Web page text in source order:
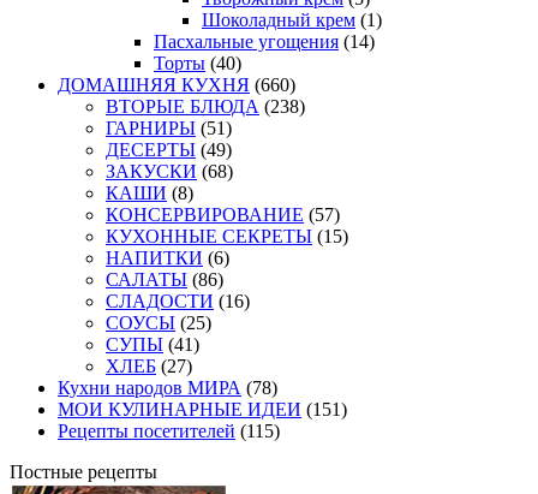
Шоколадный крем (1)
Пасхальные угощения (14)
Торты (40)
ДОМАШНЯЯ КУХНЯ (660)
ВТОРЫЕ БЛЮДА (238)
ГАРНИРЫ (51)
ДЕСЕРТЫ (49)
ЗАКУСКИ (68)
КАШИ (8)
КОНСЕРВИРОВАНИЕ (57)
КУХОННЫЕ СЕКРЕТЫ (15)
НАПИТКИ (6)
САЛАТЫ (86)
СЛАДОСТИ (16)
СОУСЫ (25)
СУПЫ (41)
ХЛЕБ (27)
Кухни народов МИРА (78)
МОИ КУЛИНАРНЫЕ ИДЕИ (151)
Рецепты посетителей (115)
Постные рецепты